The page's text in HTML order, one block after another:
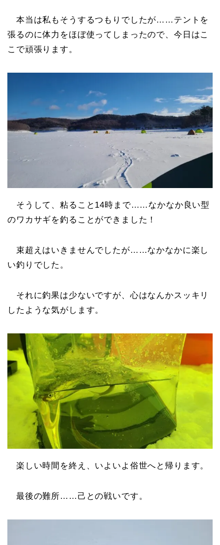
本当は私もそうするつもりでしたが……テントを
張るのに体力をほぼ使ってしまったので、今日はこ
こで頑張ります。
そうして、粘ること14時まで……なかなか良い型
のワカサギを釣ることができました！
束超えはいきませんでしたが……なかなかに楽し
い釣りでした。
それに釣果は少ないですが、心はなんかスッキリ
したような気がします。
楽しい時間を終え、いよいよ俗世へと帰ります。
最後の難所……己との戦いです。